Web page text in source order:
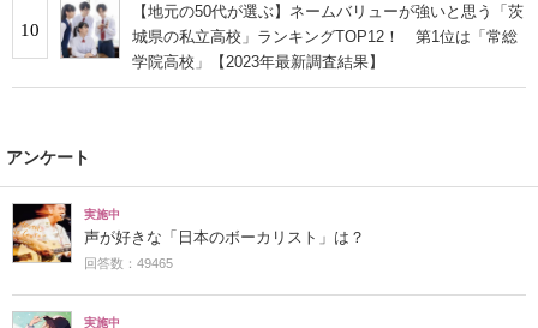
10
【地元の50代が選ぶ】ネームバリューが強いと思う「茨
城県の私立高校」ランキングTOP12！ 第1位は「常総
学院高校」【2023年最新調査結果】
アンケート
実施中
声が好きな「日本のボーカリスト」は？
回答数：49465
実施中